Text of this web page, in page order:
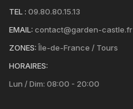
TEL : 09.80.80.15.13
EMAIL: contact@garden-castle.fr
ZONES: Île-de-France / Tours
HORAIRES:
Lun / Dim: 08:00 - 20:00